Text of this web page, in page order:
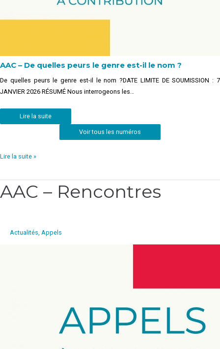
AAC – De quelles peurs le genre est-il le nom ?
De quelles peurs le genre est-il le nom ?DATE LIMITE DE SOUMISSION : 7
JANVIER 2026 RÉSUMÉ Nous interrogeons les…
Lire la suite
Voir tous les numéros
Lire la suite »
AAC – Rencontres
Actualités Appels
AAC
–